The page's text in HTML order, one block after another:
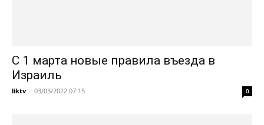
С 1 марта новые правила въезда в
Израиль
liktv - 03/03/2022 07:15 0